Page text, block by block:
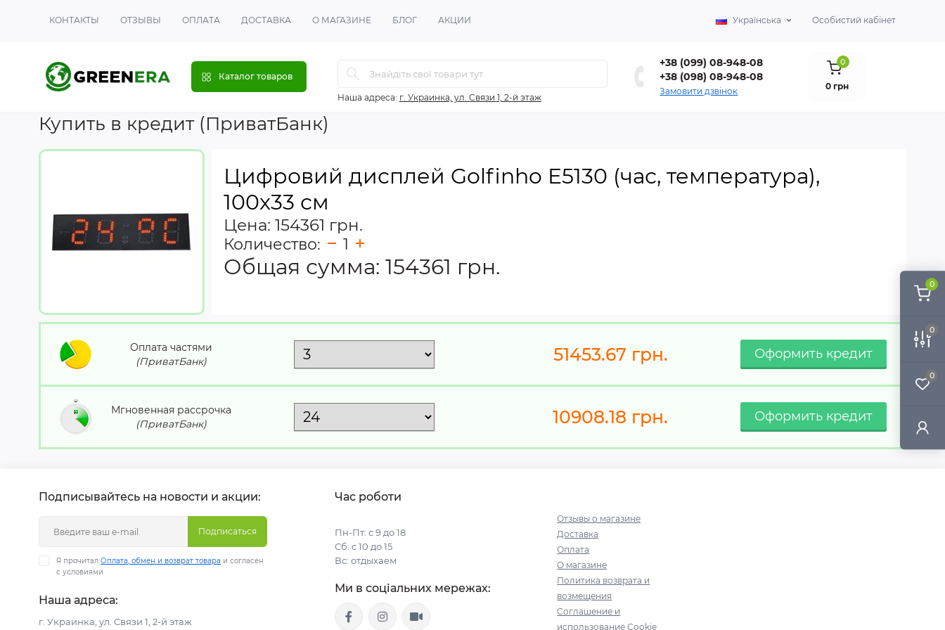
0
0
0
КОНТАКТЫ ОТЗЫВЫ ОПЛАТА ДОСТАВКА О МАГАЗИНЕ БЛОГ АКЦИИ Українська Особистий кабінет
Каталог товаров
Наша адреса: г. Украинка, ул. Связи 1, 2-й этаж
+38 (099) 08-948-08
+38 (098) 08-948-08
Замовити дзвінок
0
0 грн
Купить в кредит (ПриватБанк)
Цифровий дисплей Golfinho E5130 (час, температура),
100x33 см
Цена: 154361 грн.
Количество: 1
Общая сумма: 154361 грн.
Оплата частями
(ПриватБанк)
51453.67 грн.
Мгновенная рассрочка
(ПриватБанк)
10908.18 грн.
Подписывайтесь на новости и акции:
Подписаться
Я прочитал Оплата, обмен и возврат товара и согласен
с условиями
Наша адреса:
г. Украинка, ул. Связи 1, 2-й этаж
Час роботи
Пн-Пт: с 9 до 18
Сб: с 10 до 15
Вс: отдыхаем
Ми в соціальних мережах:
Отзывы о магазине
Доставка
Оплата
О магазине
Политика возврата и
возмещения
Соглашение и
использование Cookie